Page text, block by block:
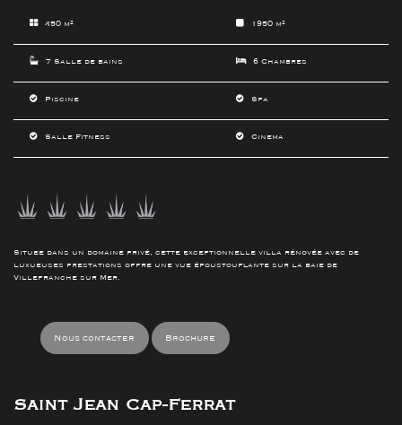
450 m² 1950 m²
7 Salle de bains 6 Chambres
Piscine Spa
Salle Fitness Cinema
Situee dans un domaine privé, cette exceptionnelle villa rénovée avec de
luxueuses prestations offre une vue époustouflante sur la baie de
Villefranche sur Mer.
Nous contacter Brochure
Saint Jean Cap-Ferrat